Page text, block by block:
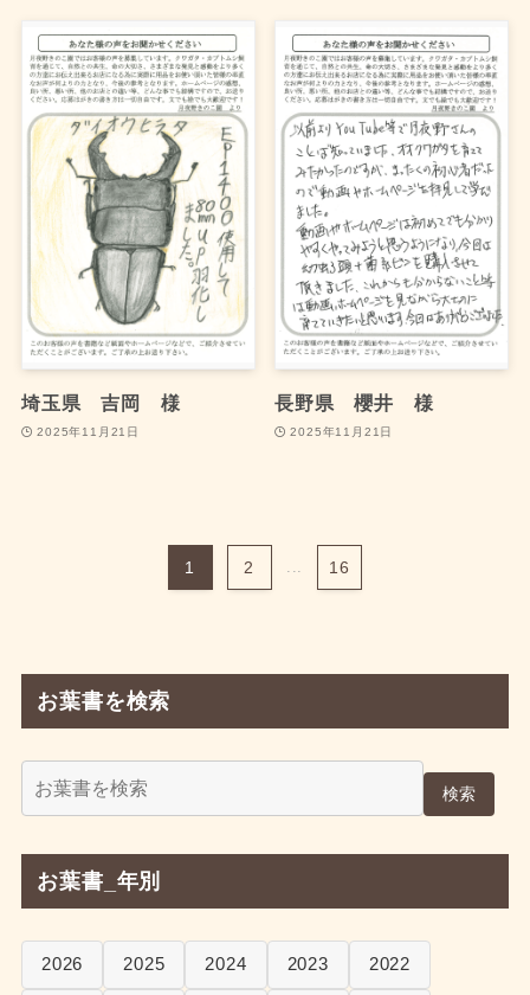
埼玉県 吉岡 様
2025年11月21日
長野県 櫻井 様
2025年11月21日
1 2 ... 16
お葉書を検索
検索
お葉書_年別
2026 2025 2024 2023 2022